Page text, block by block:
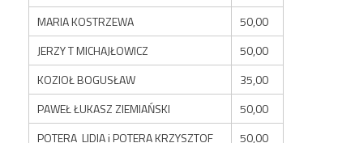
MARIA KOSTRZEWA
50,00
JERZY T MICHAJŁOWICZ
50,00
KOZIOŁ BOGUSŁAW
35,00
PAWEŁ ŁUKASZ ZIEMIAŃSKI
50,00
POTERA LIDIA i POTERA KRZYSZTOF
50,00